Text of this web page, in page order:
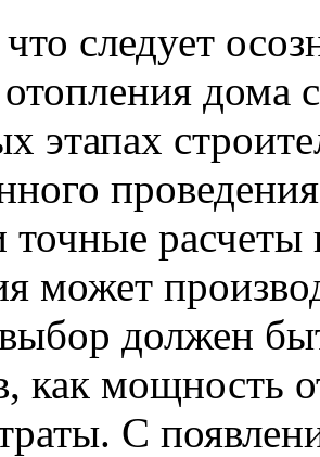
следует
дома
этапах
точные
может
должен
как мощность
С